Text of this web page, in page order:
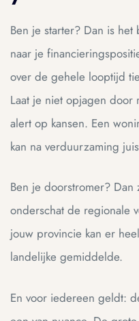
Ben je starter? Dan is
naar je
over de gehele looptijd
Laat je niet opjagen door
alert op kansen. Een
kan na verduurzaming
Ben je doorstromer?
onderschat de regionale
jouw provincie kan er
landelijke gemiddelde.
En voor iedereen geldt: